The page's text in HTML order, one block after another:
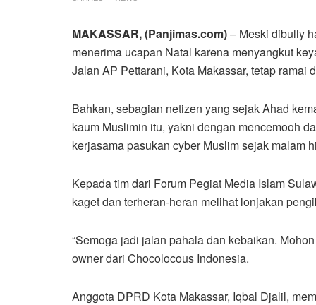
MAKASSAR, (Panjimas.com)– Meski dibully
menerima ucapan Natal karena menyangkut
Jalan AP Pettarani, Kota Makassar, tetap
Bahkan, sebagian netizen yang sejak Ahad
kaum Muslimin itu, yakni dengan mencemooh
kerjasama pasukan cyber Muslim sejak malam
Kepada tim dari Forum Pegiat Media Islam
kaget dan terheran-heran melihat lonjakan
“Semoga jadi jalan pahala dan kebaikan.
owner dari Chocolocous Indonesia.
Anggota DPRD Kota Makassar, Iqbal Djalil,